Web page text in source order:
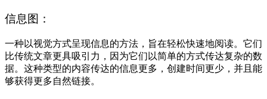
信息图：
一种以视觉方式呈现信息的方法，旨在轻松快速地阅读。它们
比传统文章更具吸引力，因为它们以简单的方式传达复杂的数
据。这种类型的内容传达的信息更多，创建时间更少，并且能
够获得更多自然链接。